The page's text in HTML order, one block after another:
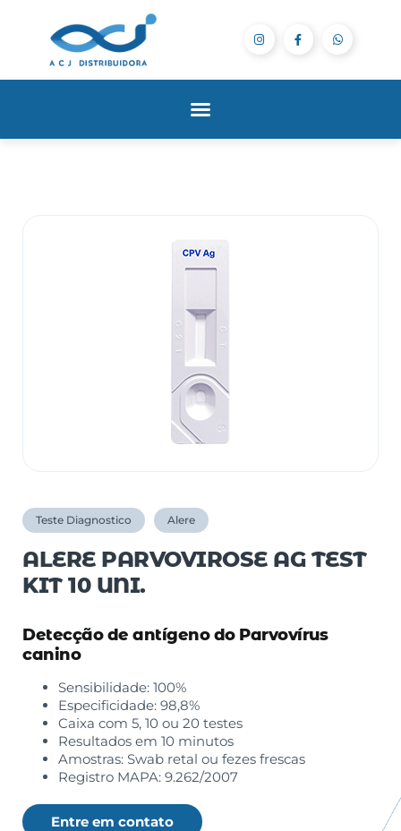
Teste Diagnostico Alere
ALERE PARVOVIROSE AG TEST
KIT 10 UNI.
Detecção de antígeno do Parvovírus
canino
Sensibilidade: 100%
Especificidade: 98,8%
Caixa com 5, 10 ou 20 testes
Resultados em 10 minutos
Amostras: Swab retal ou fezes frescas
Registro MAPA: 9.262/2007
Entre em contato